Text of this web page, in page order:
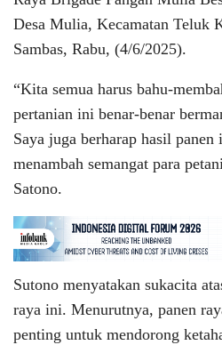
Desa Mulia, Kecamatan Teluk
Sambas, Rabu, (4/6/2025).
“Kita semua harus bahu-
pertanian ini benar-benar
Saya juga berharap hasil
menambah semangat para
Satono.
Sutono menyatakan sukacita
raya ini. Menurutnya, panen
penting untuk mendorong